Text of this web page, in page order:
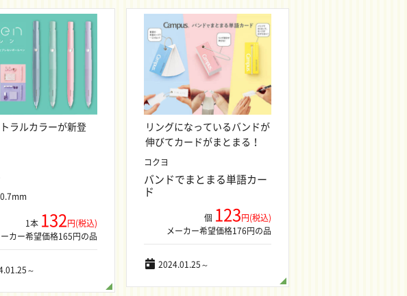
ラルカラーが新登
1本 132円(税込)
カー希望価格165円の品
～
リングになっているバンドが
伸びてカードがまとまる！
コクヨ
バンドでまとまる単語カー
ド
個 123円(税込)
メーカー希望価格176円の品
2024.01.25～